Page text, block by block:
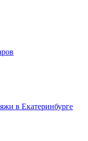
в Екатеринбурге